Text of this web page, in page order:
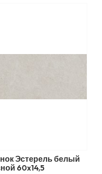
Эстерель белый
60x14,5